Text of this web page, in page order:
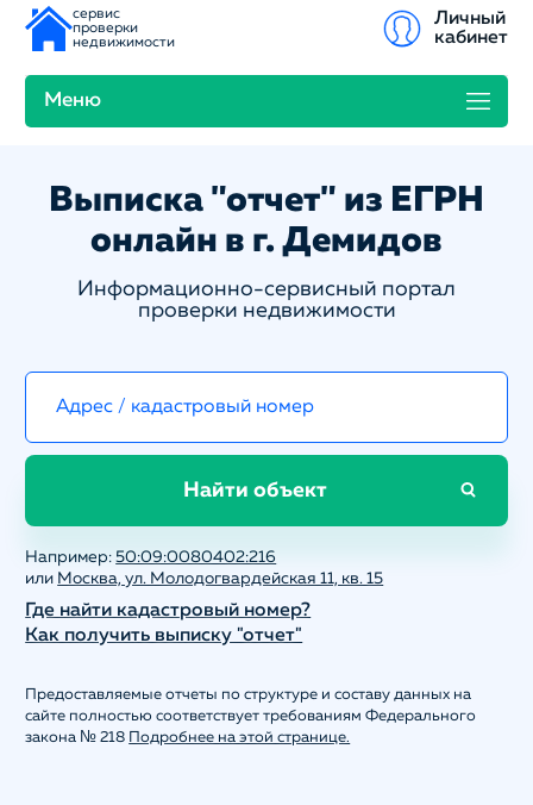
сервис
проверки
недвижимости
Меню
Личный
кабинет
Выписка "отчет" из ЕГРН
онлайн в г. Демидов
Информационно-сервисный портал
проверки недвижимости
Найти объект
Например:50:09:0080402:216
или Москва, ул. Молодогвардейская 11, кв. 15
Где найти кадастровый номер?
Как получить выписку "отчет"
Предоставляемые отчеты по структуре и составу данных на
сайте полностью соответствует требованиям Федерального
закона № 218 Подробнее на этой странице.